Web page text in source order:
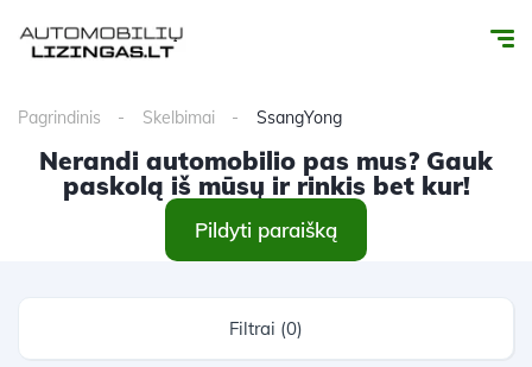
Pagrindinis Skelbimai SsangYong
Nerandi automobilio pas mus? Gauk
paskolą iš mūsų ir rinkis bet kur!
Pildyti paraišką
Filtrai (0)